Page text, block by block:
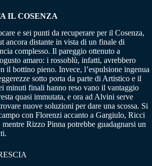
IL COSENZA
e sei punti da recuperare per il Cosenza,
ancora distante in vista di un finale di
complesso. Il pareggio ottenuto a
amaro: i rossoblù, infatti, avrebbero
il bottino pieno. Invece, l’espulsione ingenua
sotto porta da parte di Artistico e il
minuti finali hanno reso vano il vantaggio
quasi immutata, e ora ad Alvini serve
nuove soluzioni per dare una scossa. Si
con Florenzi accanto a Gargiulo, Ricci
Rizzo Pinna potrebbe guadagnarsi un